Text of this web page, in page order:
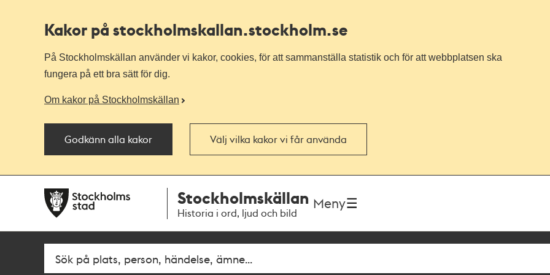
Kakor på stockholmskallan.stockholm.se
På Stockholmskällan använder vi kakor, cookies, för att sammanställa statistik och för att webbplatsen ska
fungera på ett bra sätt för dig.
Om kakor på Stockholmskällan
Godkänn alla kakor Välj vilka kakor vi får använda
navigationen
huvudinnehållet
Stockholmskällan
Historia i ord, ljud och bild
Meny
SökFritextsök